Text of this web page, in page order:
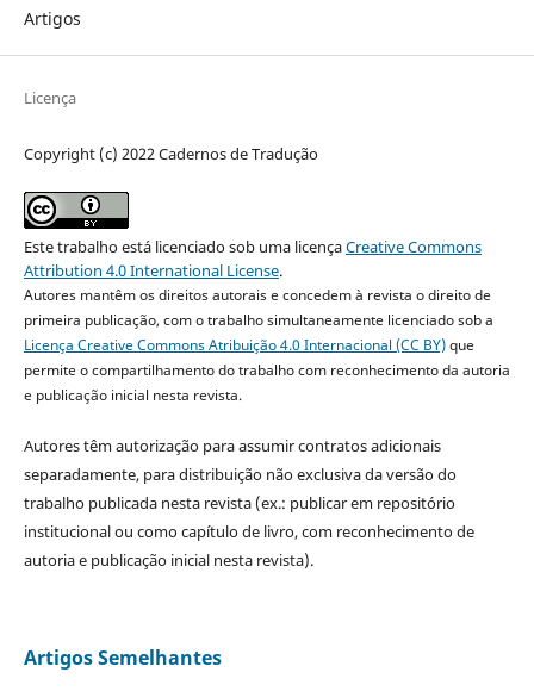
Artigos
Licença
Copyright (c) 2022 Cadernos de Tradução
Este trabalho está licenciado sob uma licençaCreative Commons
Attribution 4.0 International License.
Autores mantêm os direitos autorais e concedem à revista o direito de
primeira publicação, com o trabalho simultaneamente licenciado sob a
Licença Creative Commons Atribuição 4.0 Internacional (CC BY)que
permite o compartilhamento do trabalho com reconhecimento da autoria
e publicação inicial nesta revista.
Autores têm autorização para assumir contratos adicionais
separadamente, para distribuição não exclusiva da versão do
trabalho publicada nesta revista (ex.: publicar em repositório
institucional ou como capítulo de livro, com reconhecimento de
autoria e publicação inicial nesta revista).
Artigos Semelhantes